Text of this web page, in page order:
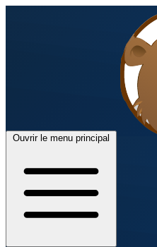
Ouvrir le menu principal